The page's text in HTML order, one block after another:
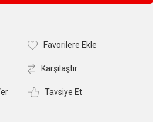
Favorilere Ekle
Karşılaştır
Tavsiye Et